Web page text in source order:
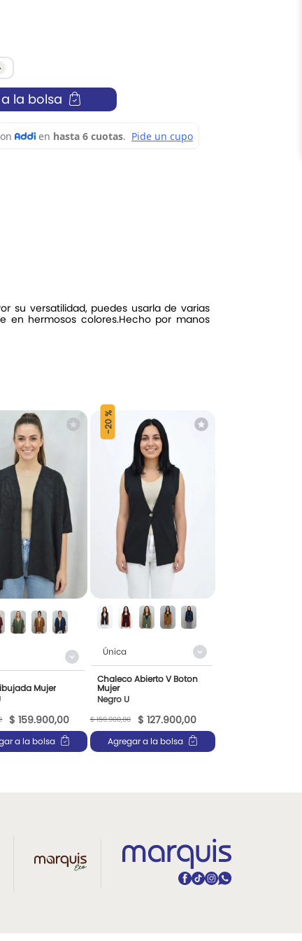
la bolsa
su versatilidad, puedes usarla de varias
en hermosos colores.Hecho por manos
Mujer
$ 159.900,00
a la bolsa
-
20 %
Única
Chaleco Abierto V Boton
Mujer
Negro U
$ 159.900,00 $ 127.900,00
Agregar a la bolsa